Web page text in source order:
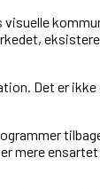
visuelle
Det er ikke
mere